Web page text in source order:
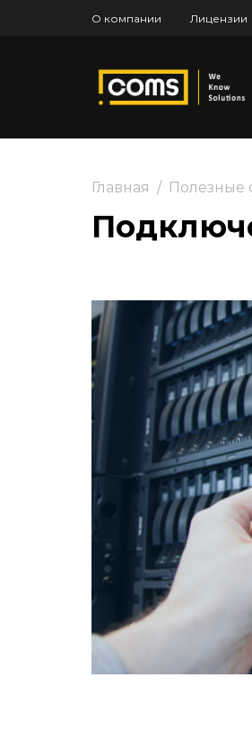
О компании Лицензии
Главная / Полезные